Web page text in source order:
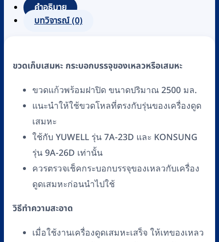
ซัคชั่น
ขนาด
สำหรับ
รุ่น
7A-
และ
Konsung
9A-
26D
คำอธิบาย
บทวิจารณ์ (0)
ขวดเก็บเสมหะ กระบอกบรรจุของเหลวหรือเสมหะ
ขวดแก้วพร้อมฝาปิด ขนาดปริมาณ 2500 มล.
แนะนำให้ใช้ขวดโหลที่ตรงกับรุ่นของเครื่องดูด
เสมหะ
ใช้กับ YUWELL รุ่น 7A-23D และ KONSUNG
รุ่น 9A-26D เท่านั้น
ควรตรวจเช็คกระบอกบรรจุของเหลวกับเครื่อง
ดูดเสมหะก่อนนำไปใช้
วิธีทำความสะอาด
เมื่อใช้งานเครื่องดูดเสมหะเสร็จ ให้เทของเหลว